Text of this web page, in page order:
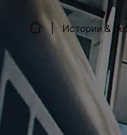
Истории &